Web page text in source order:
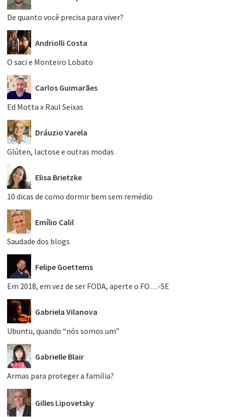
De quanto você precisa para viver?
Andriolli Costa
O saci e Monteiro Lobato
Carlos Guimarães
Ed Motta x Raul Seixas
Dráuzio Varela
Glúten, lactose e outras modas
Elisa Brietzke
10 dicas de como dormir bem sem remédio
Emílio Calil
Saudade dos blogs
Felipe Goettems
Em 2018, em vez de ser FODA, aperte o FO…-SE
Gabriela Vilanova
Ubuntu, quando “nós somos um”
Gabrielle Blair
Armas para proteger a família?
Gilles Lipovetsky